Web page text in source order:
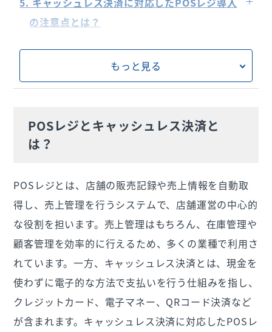
マーケティングに活用できる
インバウンド対策になる
の注意点とは？
万が一のトラブル対応に備える
操作性と機能が不十分なPOSレジもある
6. キャッシュレス決済に対応したおすすめの
7. キャッシュレス決済に対応したPOSレジを導
もっと見る
POSレジとキャッシュレス決済と
は？
POSレジとは、店舗の販売記録や売上情報を自動取
得し、売上管理を行うシステムで、店舗運営の中心的
な役割を担います。売上管理はもちろん、在庫管理や
顧客管理を効率的に行えるため、多くの業種で利用さ
れています。一方、キャッシュレス決済とは、現金を
使わずに電子的な方法で支払いを行う仕組みを指し、
クレジットカード、電子マネー、QRコード決済など
が含まれます。キャッシュレス決済に対応したPOSレ